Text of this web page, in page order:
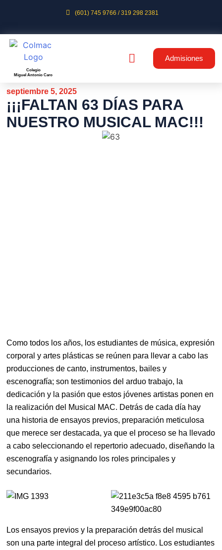
(601) 745 9766 / 319 298 2381
Colegio
Miguel Antonio Caro
Admisiones
septiembre 5, 2025
¡¡¡FALTAN 63 DÍAS PARA
NUESTRO MUSICAL MAC!!!
Como todos los años, los estudiantes de música, expresión
corporal y artes plásticas se reúnen para llevar a cabo las
producciones de canto, instrumentos, bailes y
escenografía; son testimonios del arduo trabajo, la
dedicación y la pasión que estos jóvenes artistas ponen en
la realización del Musical MAC. Detrás de cada día hay
una historia de ensayos previos, preparación meticulosa
que merece ser destacada, ya que el proceso se ha llevado
a cabo seleccionando el repertorio adecuado, diseñando la
escenografía y asignando los roles principales y
secundarios.
Los ensayos previos y la preparación detrás del musical
son una parte integral del proceso artístico. Los estudiantes